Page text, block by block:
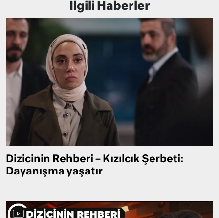
İlgili Haberler
Dizicinin Rehberi – Kızılcık Şerbeti:
Dayanışma yaşatır